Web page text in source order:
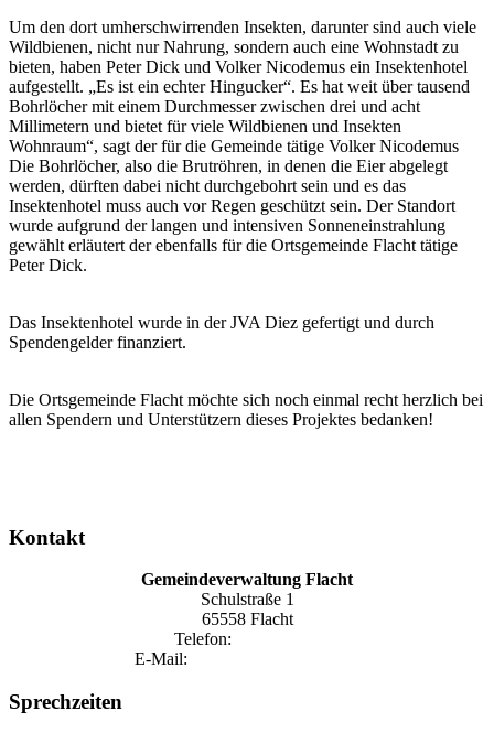
Um den dort umherschwirrenden Insekten, darunter sind auch viele
Wildbienen, nicht nur Nahrung, sondern auch eine Wohnstadt zu
bieten, haben Peter Dick und Volker Nicodemus ein Insektenhotel
aufgestellt. „Es ist ein echter Hingucker“. Es hat weit über tausend
Bohrlöcher mit einem Durchmesser zwischen drei und acht
Millimetern und bietet für viele Wildbienen und Insekten
Wohnraum“, sagt der für die Gemeinde tätige Volker Nicodemus
Die Bohrlöcher, also die Brutröhren, in denen die Eier abgelegt
werden, dürften dabei nicht durchgebohrt sein und es das
Insektenhotel muss auch vor Regen geschützt sein. Der Standort
wurde aufgrund der langen und intensiven Sonneneinstrahlung
gewählt erläutert der ebenfalls für die Ortsgemeinde Flacht tätige
Peter Dick.
Das Insektenhotel wurde in der JVA Diez gefertigt und durch
Spendengelder finanziert.
Die Ortsgemeinde Flacht möchte sich noch einmal recht herzlich bei
allen Spendern und Unterstützern dieses Projektes bedanken!
Kontakt
Gemeindeverwaltung Flacht
Schulstraße 1
65558 Flacht
Telefon:
E-Mail:
Sprechzeiten